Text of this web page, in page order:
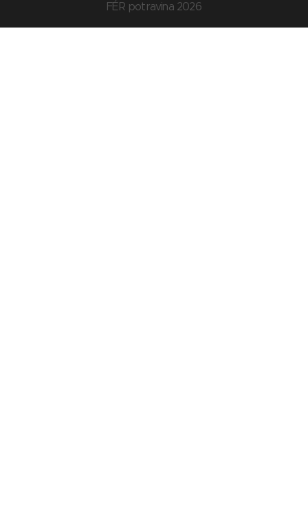
FÉR potravina 2026